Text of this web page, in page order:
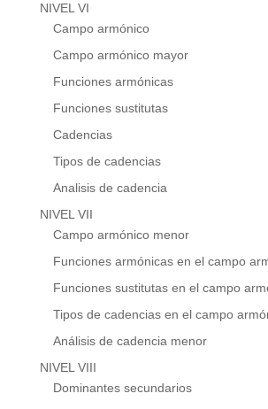
NIVEL VI
Campo armónico
Campo armónico mayor
Funciones armónicas
Funciones sustitutas
Cadencias
Tipos de cadencias
Analisis de cadencia
NIVEL VII
Campo armónico menor
Funciones armónicas en el campo
Funciones sustitutas en el campo
Tipos de cadencias en el campo
Análisis de cadencia menor
NIVEL VIII
Dominantes secundarios